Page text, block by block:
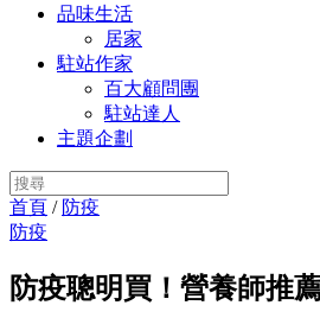
品味生活
居家
駐站作家
百大顧問團
駐站達人
主題企劃
首頁 / 防疫
防疫
防疫聰明買！營養師推